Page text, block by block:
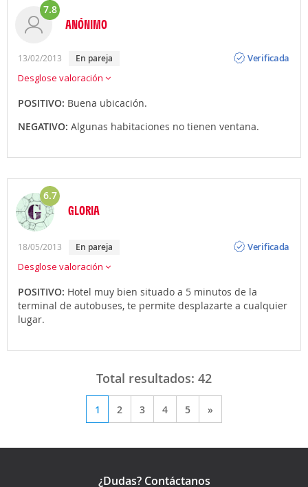
7.8
ANÓNIMO
13/02/2013 en pareja
Verificada
Desglose valoración
POSITIVO: Buena ubicación.
NEGATIVO: Algunas habitaciones no tienen ventana.
6.7
GLORIA
18/05/2013 en pareja
Verificada
Desglose valoración
POSITIVO: Hotel muy bien situado a 5 minutos de la
terminal de autobuses, te permite desplazarte a cualquier
lugar.
Total resultados: 42
1 2 3 4 5 »
¿Dudas? Contáctanos